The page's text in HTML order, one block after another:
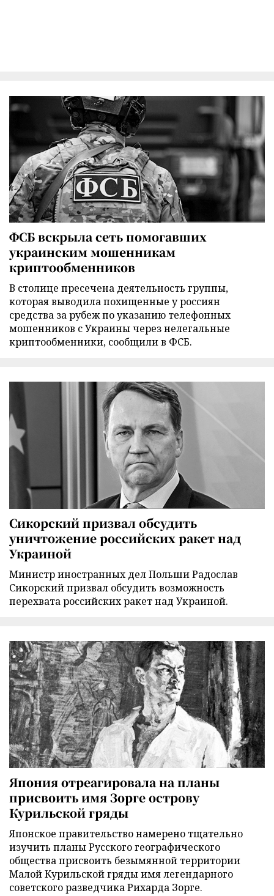
ФСБ вскрыла сеть помогавших
украинским мошенникам
криптообменников
В столице пресечена деятельность группы,
которая выводила похищенные у россиян
средства за рубеж по указанию телефонных
мошенников с Украины через нелегальные
криптообменники, сообщили в ФСБ.
Сикорский призвал обсудить
уничтожение российских ракет над
Украиной
Министр иностранных дел Польши Радослав
Сикорский призвал обсудить возможность
перехвата российских ракет над Украиной.
Япония отреагировала на планы
присвоить имя Зорге острову
Курильской гряды
Японское правительство намерено тщательно
изучить планы Русского географического
общества присвоить безымянной территории
Малой Курильской гряды имя легендарного
советского разведчика Рихарда Зорге.